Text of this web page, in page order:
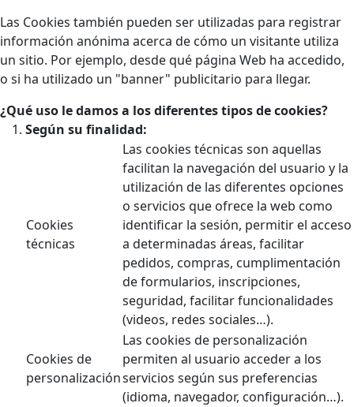
Las Cookies también pueden ser utilizadas para registrar
información anónima acerca de cómo un visitante utiliza
un sitio. Por ejemplo, desde qué página Web ha accedido,
o si ha utilizado un "banner" publicitario para llegar.
¿Qué uso le damos a los diferentes tipos de cookies?
Según su finalidad:
Cookies
técnicas
Las cookies técnicas son aquellas
facilitan la navegación del usuario y la
utilización de las diferentes opciones
o servicios que ofrece la web como
identificar la sesión, permitir el acceso
a determinadas áreas, facilitar
pedidos, compras, cumplimentación
de formularios, inscripciones,
seguridad, facilitar funcionalidades
(videos, redes sociales…).
Cookies de
personalización
Las cookies de personalización
permiten al usuario acceder a los
servicios según sus preferencias
(idioma, navegador, configuración…).